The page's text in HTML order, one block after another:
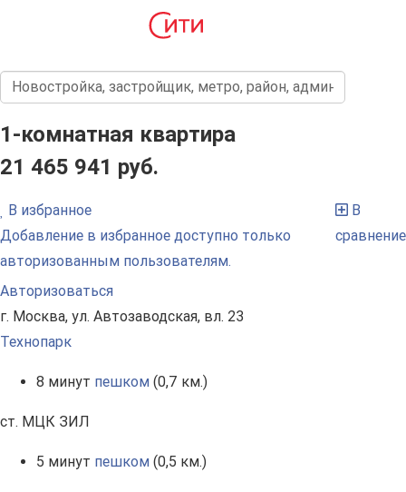
1-комнатная квартира
21 465 941 руб.
В избранное
Добавление в избранное доступно только
авторизованным пользователям.
Авторизоваться
В
сравнение
г. Москва, ул. Автозаводская, вл. 23
Технопарк
8 минут пешком (0,7 км.)
ст. МЦК ЗИЛ
5 минут пешком (0,5 км.)